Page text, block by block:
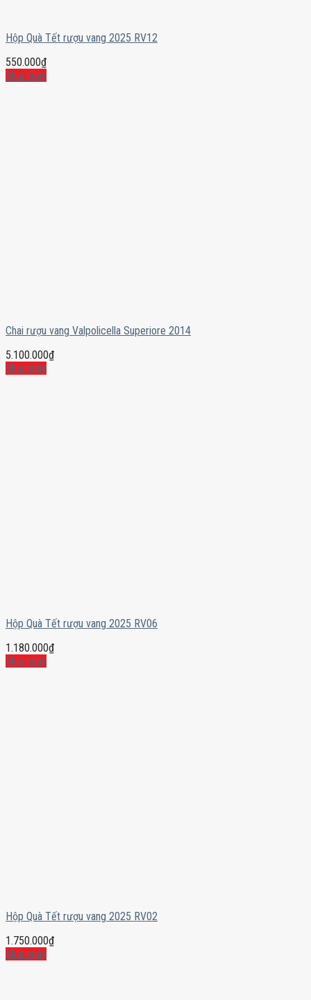
Hộp Quà Tết rượu vang 2025 RV12
550.000₫
Mua ngay
Chai rượu vang Valpolicella Superiore 2014
5.100.000₫
Mua ngay
Hộp Quà Tết rượu vang 2025 RV06
1.180.000₫
Mua ngay
Hộp Quà Tết rượu vang 2025 RV02
1.750.000₫
Mua ngay